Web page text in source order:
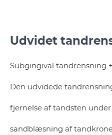
Udvidet
Subgingival tandrensning
Den udvidede
fjernelse af tandsten
sandblæsning af